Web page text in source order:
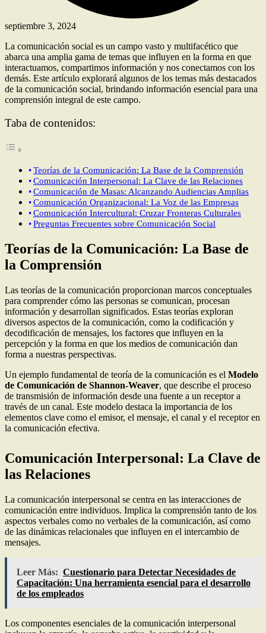
septiembre 3, 2024
La comunicación social es un campo vasto y multifacético que
abarca una amplia gama de temas que influyen en la forma en que
interactuamos, compartimos información y nos conectamos con los
demás. Este artículo explorará algunos de los temas más destacados
de la comunicación social, brindando información esencial para una
comprensión integral de este campo.
Taba de contenidos:
Teorías de la Comunicación: La Base de la Comprensión
Comunicación Interpersonal: La Clave de las Relaciones
Comunicación de Masas: Alcanzando Audiencias Amplias
Comunicación Organizacional: La Voz de las Empresas
Comunicación Intercultural: Cruzar Fronteras Culturales
Preguntas Frecuentes sobre Comunicación Social
Teorías de la Comunicación: La Base de
la Comprensión
Las teorías de la comunicación proporcionan marcos conceptuales
para comprender cómo las personas se comunican, procesan
información y desarrollan significados. Estas teorías exploran
diversos aspectos de la comunicación, como la codificación y
decodificación de mensajes, los factores que influyen en la
percepción y la forma en que los medios de comunicación dan
forma a nuestras perspectivas.
Un ejemplo fundamental de teoría de la comunicación es el Modelo
de Comunicación de Shannon-Weaver, que describe el proceso
de transmisión de información desde una fuente a un receptor a
través de un canal. Este modelo destaca la importancia de los
elementos clave como el emisor, el mensaje, el canal y el receptor en
la comunicación efectiva.
Comunicación Interpersonal: La Clave de
las Relaciones
La comunicación interpersonal se centra en las interacciones de
comunicación entre individuos. Implica la comprensión tanto de los
aspectos verbales como no verbales de la comunicación, así como
de las dinámicas relacionales que influyen en el intercambio de
mensajes.
Leer Más: Cuestionario para Detectar Necesidades de
Capacitación: Una herramienta esencial para el desarrollo
de los empleados
Los componentes esenciales de la comunicación interpersonal